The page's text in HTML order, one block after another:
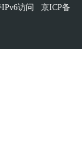
访问 京ICP备